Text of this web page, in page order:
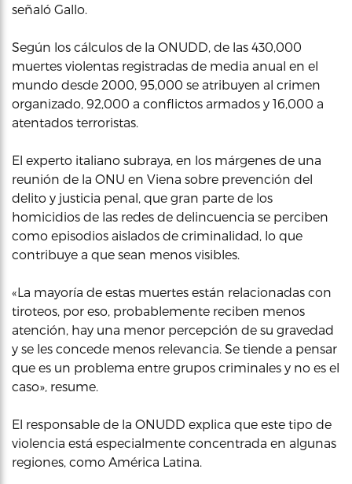
señaló Gallo.
Según los cálculos de la ONUDD, de las 430,000
muertes violentas registradas de media anual en el
mundo desde 2000, 95,000 se atribuyen al crimen
organizado, 92,000 a conflictos armados y 16,000 a
atentados terroristas.
El experto italiano subraya, en los márgenes de una
reunión de la ONU en Viena sobre prevención del
delito y justicia penal, que gran parte de los
homicidios de las redes de delincuencia se perciben
como episodios aislados de criminalidad, lo que
contribuye a que sean menos visibles.
«La mayoría de estas muertes están relacionadas con
tiroteos, por eso, probablemente reciben menos
atención, hay una menor percepción de su gravedad
y se les concede menos relevancia. Se tiende a pensar
que es un problema entre grupos criminales y no es el
caso», resume.
El responsable de la ONUDD explica que este tipo de
violencia está especialmente concentrada en algunas
regiones, como América Latina.